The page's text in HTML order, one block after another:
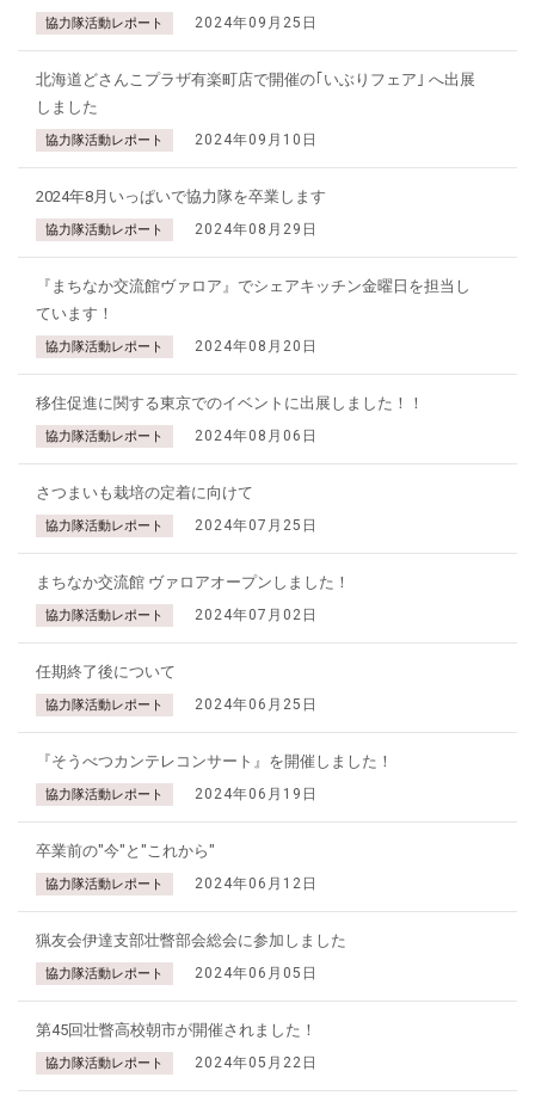
協力隊活動レポート 2024年09月25日
北海道どさんこプラザ有楽町店で開催の｢いぶりフェア｣ へ出展
しました
協力隊活動レポート 2024年09月10日
2024年8月いっぱいで協力隊を卒業します
協力隊活動レポート 2024年08月29日
『まちなか交流館ヴァロア』でシェアキッチン金曜日を担当し
ています！
協力隊活動レポート 2024年08月20日
移住促進に関する東京でのイベントに出展しました！！
協力隊活動レポート 2024年08月06日
さつまいも栽培の定着に向けて
協力隊活動レポート 2024年07月25日
まちなか交流館 ヴァロアオープンしました！
協力隊活動レポート 2024年07月02日
任期終了後について
協力隊活動レポート 2024年06月25日
『そうべつカンテレコンサート』を開催しました！
協力隊活動レポート 2024年06月19日
卒業前の"今"と"これから"
協力隊活動レポート 2024年06月12日
猟友会伊達支部壮瞥部会総会に参加しました
協力隊活動レポート 2024年06月05日
第45回壮瞥高校朝市が開催されました！
協力隊活動レポート 2024年05月22日